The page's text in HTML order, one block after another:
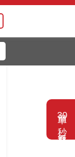
30
秒 無料登録